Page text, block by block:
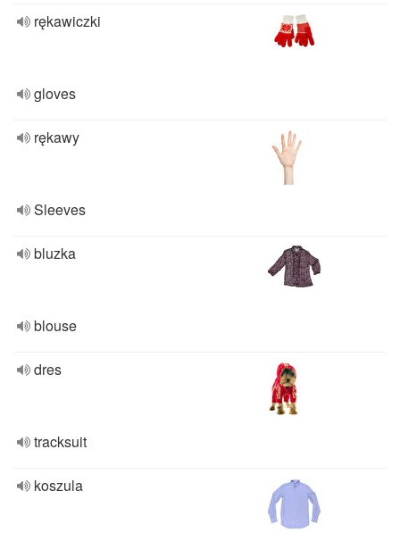
rękawiczki
gloves
rękawy
Sleeves
bluzka
blouse
dres
tracksuit
koszula